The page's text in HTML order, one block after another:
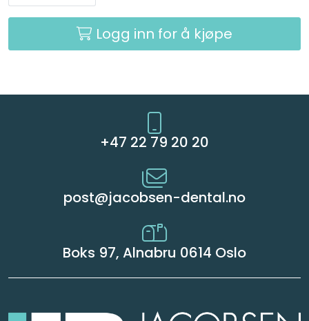
Logg inn for å kjøpe
+47 22 79 20 20
post@jacobsen-dental.no
Boks 97, Alnabru 0614 Oslo